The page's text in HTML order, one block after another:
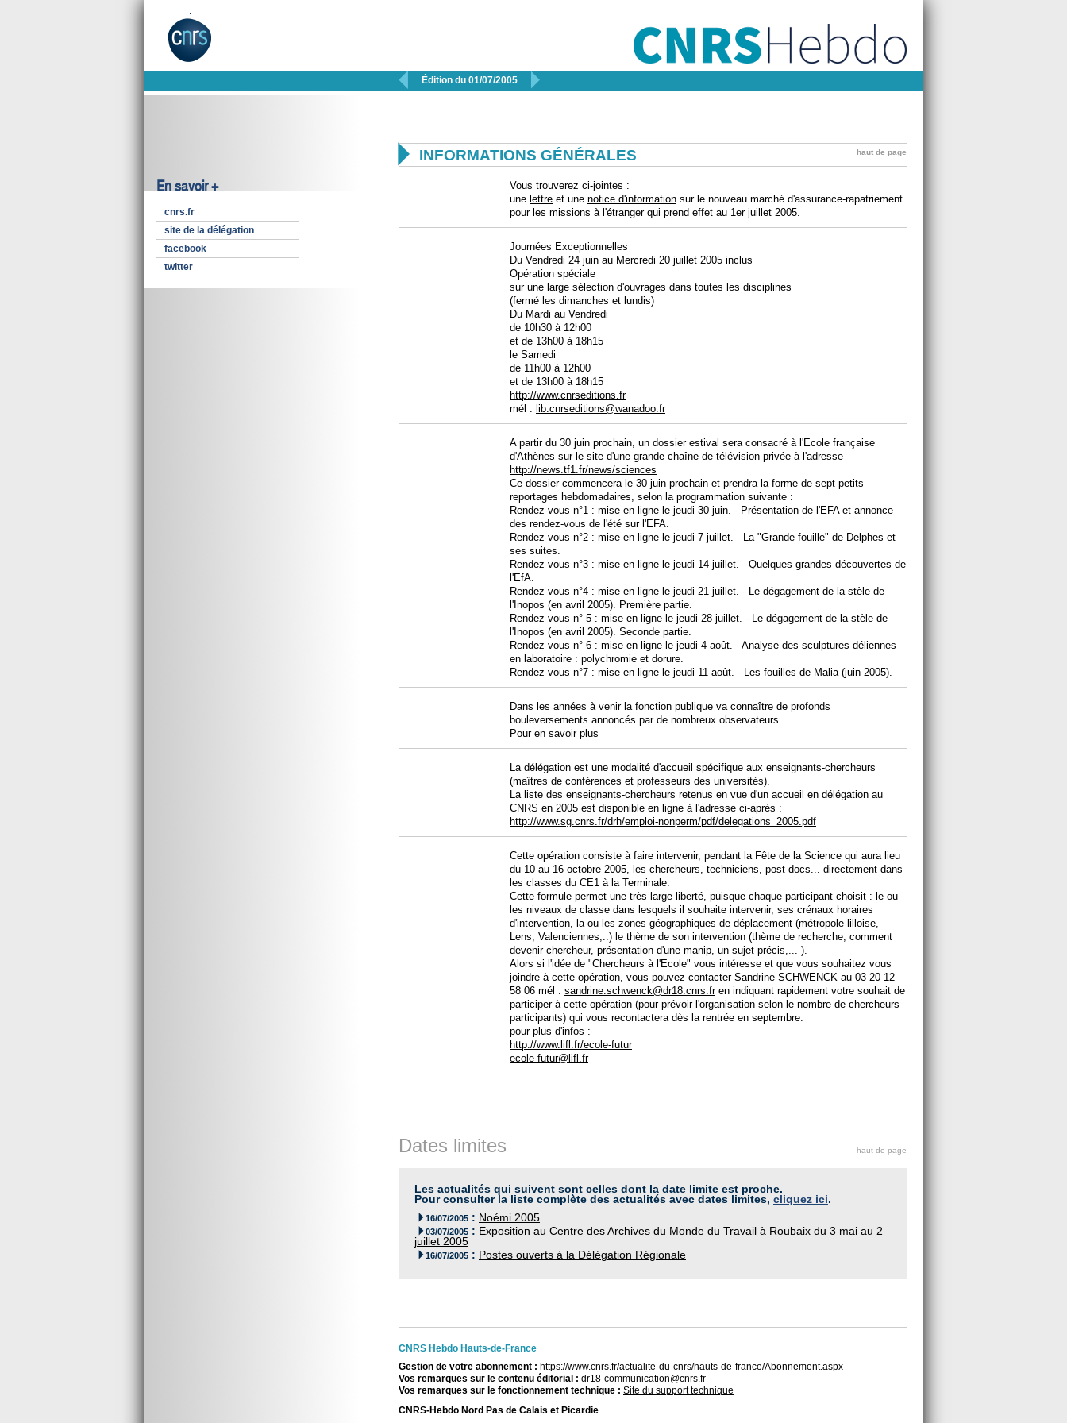
 Édition du 01/07/2005 
En savoir +
cnrs.fr
site de la délégation
facebook
twitter
 INFORMATIONS GÉNÉRALES haut de page
Vous trouverez ci-jointes :
une lettre et une notice d'information sur le nouveau marché d'assurance-rapatriement
pour les missions à l'étranger qui prend effet au 1er juillet 2005.
Journées Exceptionnelles
Du Vendredi 24 juin au Mercredi 20 juillet 2005 inclus
Opération spéciale
sur une large sélection d'ouvrages dans toutes les disciplines
(fermé les dimanches et lundis)
Du Mardi au Vendredi
de 10h30 à 12h00
et de 13h00 à 18h15
le Samedi
de 11h00 à 12h00
et de 13h00 à 18h15
http://www.cnrseditions.fr
mél : lib.cnrseditions@wanadoo.fr
A partir du 30 juin prochain, un dossier estival sera consacré à l'Ecole française
d'Athènes sur le site d'une grande chaîne de télévision privée à l'adresse
http://news.tf1.fr/news/sciences
Ce dossier commencera le 30 juin prochain et prendra la forme de sept petits
reportages hebdomadaires, selon la programmation suivante :
Rendez-vous n°1 : mise en ligne le jeudi 30 juin. - Présentation de l'EFA et annonce
des rendez-vous de l'été sur l'EFA.
Rendez-vous n°2 : mise en ligne le jeudi 7 juillet. - La "Grande fouille" de Delphes et
ses suites.
Rendez-vous n°3 : mise en ligne le jeudi 14 juillet. - Quelques grandes découvertes de
l'EfA.
Rendez-vous n°4 : mise en ligne le jeudi 21 juillet. - Le dégagement de la stèle de
l'Inopos (en avril 2005). Première partie.
Rendez-vous n° 5 : mise en ligne le jeudi 28 juillet. - Le dégagement de la stèle de
l'Inopos (en avril 2005). Seconde partie.
Rendez-vous n° 6 : mise en ligne le jeudi 4 août. - Analyse des sculptures déliennes
en laboratoire : polychromie et dorure.
Rendez-vous n°7 : mise en ligne le jeudi 11 août. - Les fouilles de Malia (juin 2005).
Dans les années à venir la fonction publique va connaître de profonds
bouleversements annoncés par de nombreux observateurs
Pour en savoir plus
La délégation est une modalité d'accueil spécifique aux enseignants-chercheurs
(maîtres de conférences et professeurs des universités).
La liste des enseignants-chercheurs retenus en vue d'un accueil en délégation au
CNRS en 2005 est disponible en ligne à l'adresse ci-après :
http://www.sg.cnrs.fr/drh/emploi-nonperm/pdf/delegations_2005.pdf
Cette opération consiste à faire intervenir, pendant la Fête de la Science qui aura lieu
du 10 au 16 octobre 2005, les chercheurs, techniciens, post-docs... directement dans
les classes du CE1 à la Terminale.
Cette formule permet une très large liberté, puisque chaque participant choisit : le ou
les niveaux de classe dans lesquels il souhaite intervenir, ses crénaux horaires
d'intervention, la ou les zones géographiques de déplacement (métropole lilloise,
Lens, Valenciennes,..) le thème de son intervention (thème de recherche, comment
devenir chercheur, présentation d'une manip, un sujet précis,... ).
Alors si l'idée de "Chercheurs à l'Ecole" vous intéresse et que vous souhaitez vous
joindre à cette opération, vous pouvez contacter Sandrine SCHWENCK au 03 20 12
58 06 mél : sandrine.schwenck@dr18.cnrs.fren indiquant rapidement votre souhait de
participer à cette opération (pour prévoir l'organisation selon le nombre de chercheurs
participants) qui vous recontactera dès la rentrée en septembre.
pour plus d'infos :
http://www.lifl.fr/ecole-futur
ecole-futur@lifl.fr
Dates limites haut de page
Les actualités qui suivent sont celles dont la date limite est proche.
Pour consulter la liste complète des actualités avec dates limites, cliquez ici.
16/07/2005 : Noémi 2005
03/07/2005 : Exposition au Centre des Archives du Monde du Travail à Roubaix du 3 mai au 2
juillet 2005
16/07/2005 : Postes ouverts à la Délégation Régionale
CNRS Hebdo Hauts-de-France
Gestion de votre abonnement : https://www.cnrs.fr/actualite-du-cnrs/hauts-de-france/Abonnement.aspx
Vos remarques sur le contenu éditorial : dr18-communication@cnrs.fr
Vos remarques sur le fonctionnement technique : Site du support technique
CNRS-Hebdo Nord Pas de Calais et Picardie